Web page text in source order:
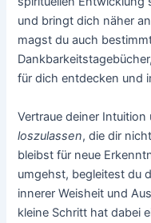
und bringt dich näher
magst du auch
für dich entdecken und
Vertraue deiner
loszulassen, die dir
bleibst für neue
umgehst, begleitest du
innerer Weisheit und
kleine Schritt hat dabei